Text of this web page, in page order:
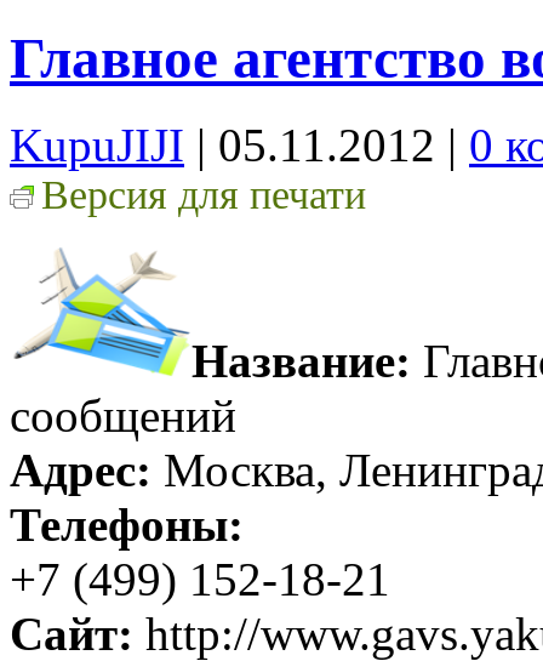
Главное агентство
KupuJIJI | 05.11.2012 | 0
Версия для печати
Название:
сообщений
Адрес: Москва,
Телефоны:
+7 (499) 152-18-21
Сайт: http://